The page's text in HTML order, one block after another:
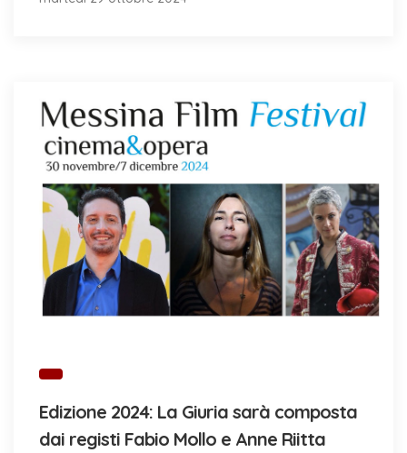
Edizione 2024: La Giuria sarà composta
dai registi Fabio Mollo e Anne Riitta